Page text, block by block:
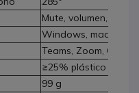
Mute, volumen,
Windows, macOS,
Teams, Zoom,
≥25% plástico
99 g